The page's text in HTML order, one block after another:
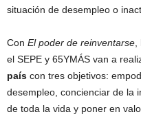
situación de desempleo o
Con El poder de reinventarse,
el SEPE y 65YMÁS van a
país con tres objetivos:
desempleo, concienciar de la
de toda la vida y poner en